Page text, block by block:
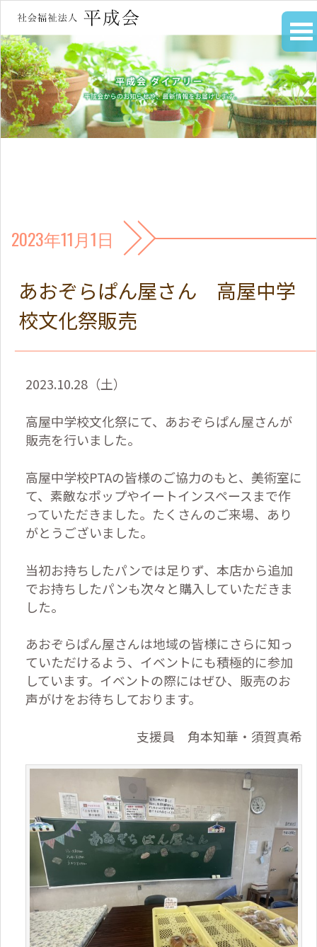
2023年11月1日
あおぞらぱん屋さん 高屋中学
校文化祭販売
2023.10.28 （土）
高屋中学校文化祭にて、あおぞらぱん屋さんが
販売を行いました。
高屋中学校PTAの皆様のご協力のもと、美術室に
て、素敵なポップやイートインスペースまで作
っていただきました。たくさんのご来場、あり
がとうございました。
当初お持ちしたパンでは足りず、本店から追加
でお持ちしたパンも次々と購入していただきま
した。
あおぞらぱん屋さんは地域の皆様にさらに知っ
ていただけるよう、イベントにも積極的に参加
しています。イベントの際にはぜひ、販売のお
声がけをお待ちしております。
支援員 角本知華・須賀真希